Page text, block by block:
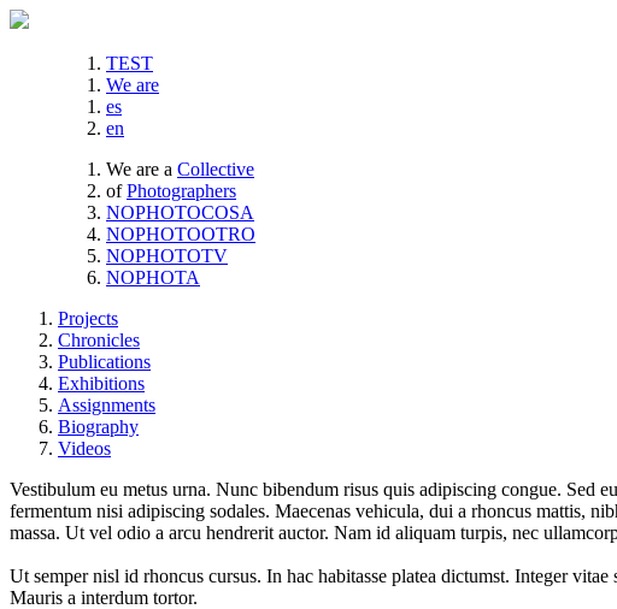
TEST
We are
es
en
We are a Collective
of Photographers
NOPHOTOCOSA
NOPHOTOOTRO
NOPHOTOTV
NOPHOTA
Projects
Chronicles
Publications
Exhibitions
Assignments
Biography
Videos
Vestibulum eu metus urna. Nunc bibendum risus quis adipiscing congue. Sed
fermentum nisi adipiscing sodales. Maecenas vehicula, dui a rhoncus mattis,
massa. Ut vel odio a arcu hendrerit auctor. Nam id aliquam turpis, nec
Ut semper nisl id rhoncus cursus. In hac habitasse platea dictumst. Integer
Mauris a interdum tortor.